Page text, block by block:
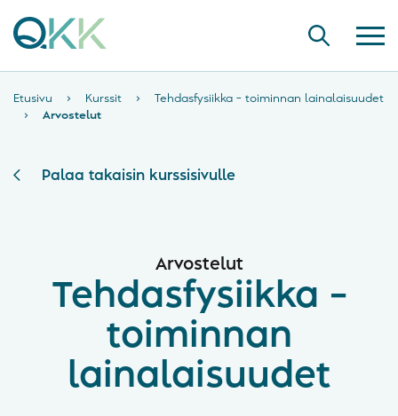
Etusivu › Kurssit ›
Tehdasfysiikka – toiminnan lainalaisuudet
›
Arvostelut
Palaa takaisin kurssisivulle
Arvostelut
Tehdasfysiikka –
toiminnan
lainalaisuudet